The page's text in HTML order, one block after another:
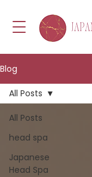
Blog
All Posts
head spa
Japanese
Head Spa
All Posts